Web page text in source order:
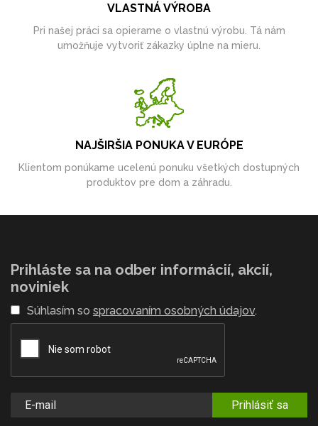
VLASTNÁ VÝROBA
Pri našej práci sa opierame o vlastnú výrobu. Tá nám
umožňuje vytvoriť zákazky úplne na mieru.
NAJŠIRŠIA PONUKA V EURÓPE
Klientom ponúkame ucelenú ponuku všetkých dostupných
produktov pre dom a záhradu.
Prihláste sa na odber informácií, akcií,
noviniek
Súhlasím so spracovaním osobných údajov.
Prihlásiť sa